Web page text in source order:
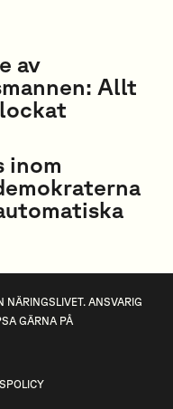
av
Allt
inom
NÄRINGSLIVET. ANSVARIG
GÄRNA PÅ